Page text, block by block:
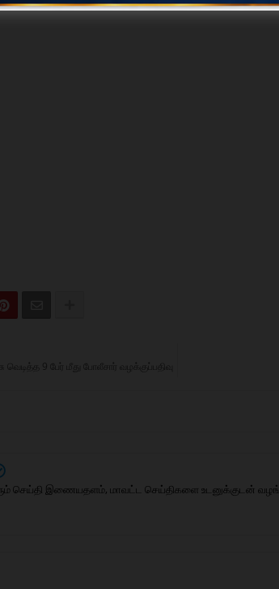
வெடித்த 9 பேர் மீது போலீசார் வழக்குப்பதிவு
செய்தி இணையதளம், மாவட்ட செய்திகளை உடனுக்குடன்